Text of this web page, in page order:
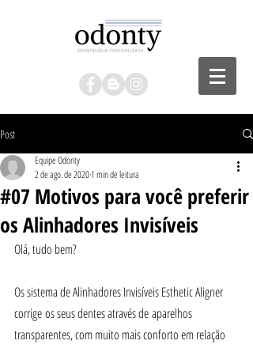
Post
#07 Motivos para você preferir
os Alinhadores Invisíveis
Equipe Odonty
2 de ago. de 20201 min de leitura
Olá, tudo bem?
Os sistema de Alinhadores Invisíveis Esthetic Aligner
corrige os seus dentes através de aparelhos
transparentes, com muito mais conforto em relação